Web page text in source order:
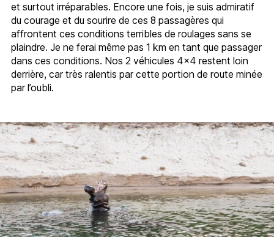
et surtout irréparables. Encore une fois, je suis admiratif
du courage et du sourire de ces 8 passagères qui
affrontent ces conditions terribles de roulages sans se
plaindre. Je ne ferai même pas 1 km en tant que passager
dans ces conditions. Nos 2 véhicules 4×4 restent loin
derrière, car très ralentis par cette portion de route minée
par l’oubli.